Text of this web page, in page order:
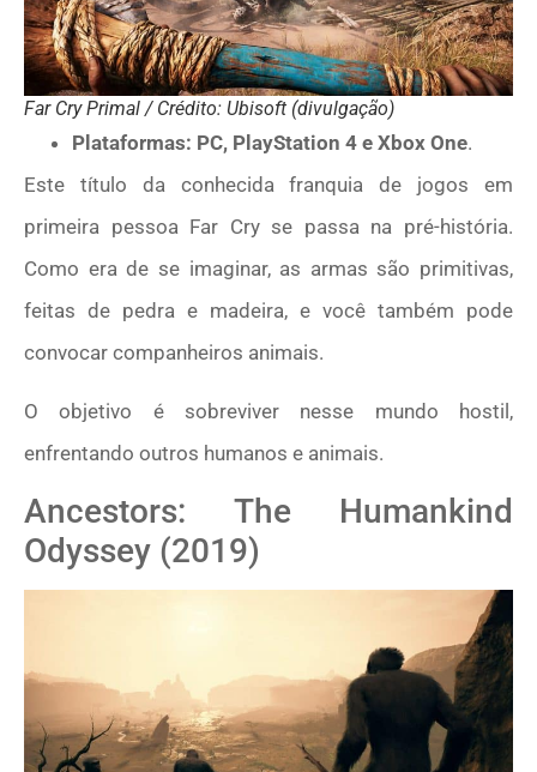
Far Cry Primal / Crédito: Ubisoft (divulgação)
Plataformas: PC, PlayStation 4 e Xbox One.
Este título da conhecida franquia de jogos em
primeira pessoa Far Cry se passa na pré-história.
Como era de se imaginar, as armas são primitivas,
feitas de pedra e madeira, e você também pode
convocar companheiros animais.
O objetivo é sobreviver nesse mundo hostil,
enfrentando outros humanos e animais.
Ancestors: The Humankind
Odyssey (2019)